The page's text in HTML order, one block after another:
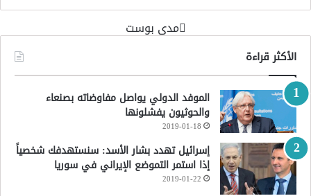
‏مدى بوست‏
الأكثر قراءة
الموفد الدولي يواصل مفاوضاته بصنعاء
والحوثيون يفشلونها
2019-01-18
إسرائيل تهدد بشار الأسد: سنستهدفك شخصياً
إذا استمر التموضع الإيراني في سوريا
2019-01-22